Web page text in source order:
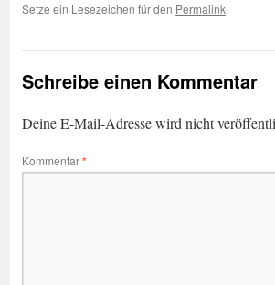
Setze ein Lesezeichen für den Permalink.
Schreibe einen Kommentar
Deine E-Mail-Adresse wird nicht
Kommentar*